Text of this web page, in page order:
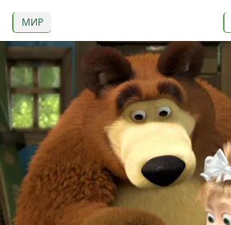
МИР